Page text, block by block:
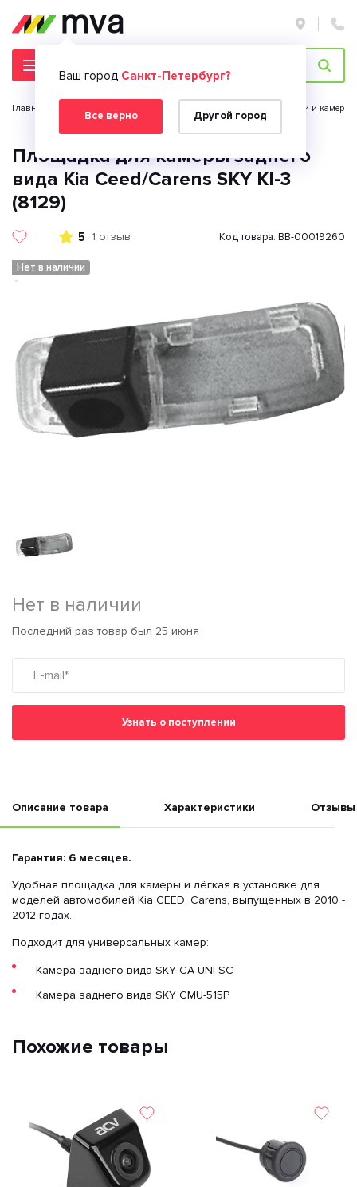
Ваш город Санкт-Петербург?
Все верно Другой город
Главная страница Парктроники и камеры
Площадка для камеры заднего
вида Kia Ceed/Carens SKY KI-3
(8129)
5 1 отзыв Код товара: BB-00019260
Нет в наличии
Нет в наличии
Последний раз товар был 25 июня
Узнать о поступлении
Описание товара Характеристики Отзывы
Гарантия: 6 месяцев.
Удобная площадка для камеры и лёгкая в установке для
моделей автомобилей Kia CEED, Carens, выпущенных в 2010 -
2012 годах.
Подходит для универсальных камер:
Камера заднего вида SKY CA-UNI-SC
Камера заднего вида SKY CMU-515P
Похожие товары